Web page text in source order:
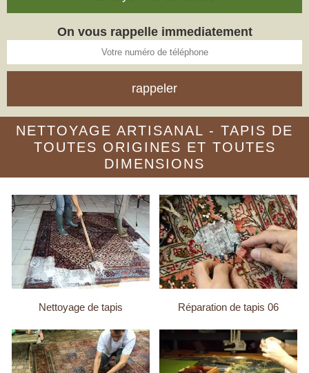
On vous rappelle immediatement
NETTOYAGE ARTISANAL - TAPIS DE
TOUTES ORIGINES ET TOUTES
DIMENSIONS
Nettoyage de tapis Réparation de tapis 06